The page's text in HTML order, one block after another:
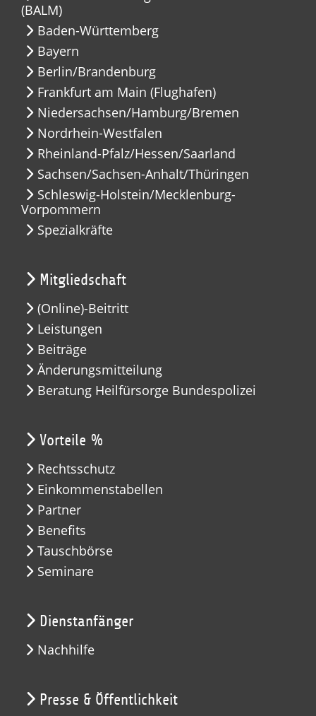
(BALM)
Baden-Württemberg
Bayern
Berlin/Brandenburg
Frankfurt am Main (Flughafen)
Niedersachsen/Hamburg/Bremen
Nordrhein-Westfalen
Rheinland-Pfalz/Hessen/Saarland
Sachsen/Sachsen-Anhalt/Thüringen
Schleswig-Holstein/Mecklenburg-
Vorpommern
Spezialkräfte
Mitgliedschaft
(Online)-Beitritt
Leistungen
Beiträge
Änderungsmitteilung
Beratung Heilfürsorge Bundespolizei
Vorteile %
Rechtsschutz
Einkommenstabellen
Partner
Benefits
Tauschbörse
Seminare
Dienstanfänger
Nachhilfe
Presse & Öffentlichkeit